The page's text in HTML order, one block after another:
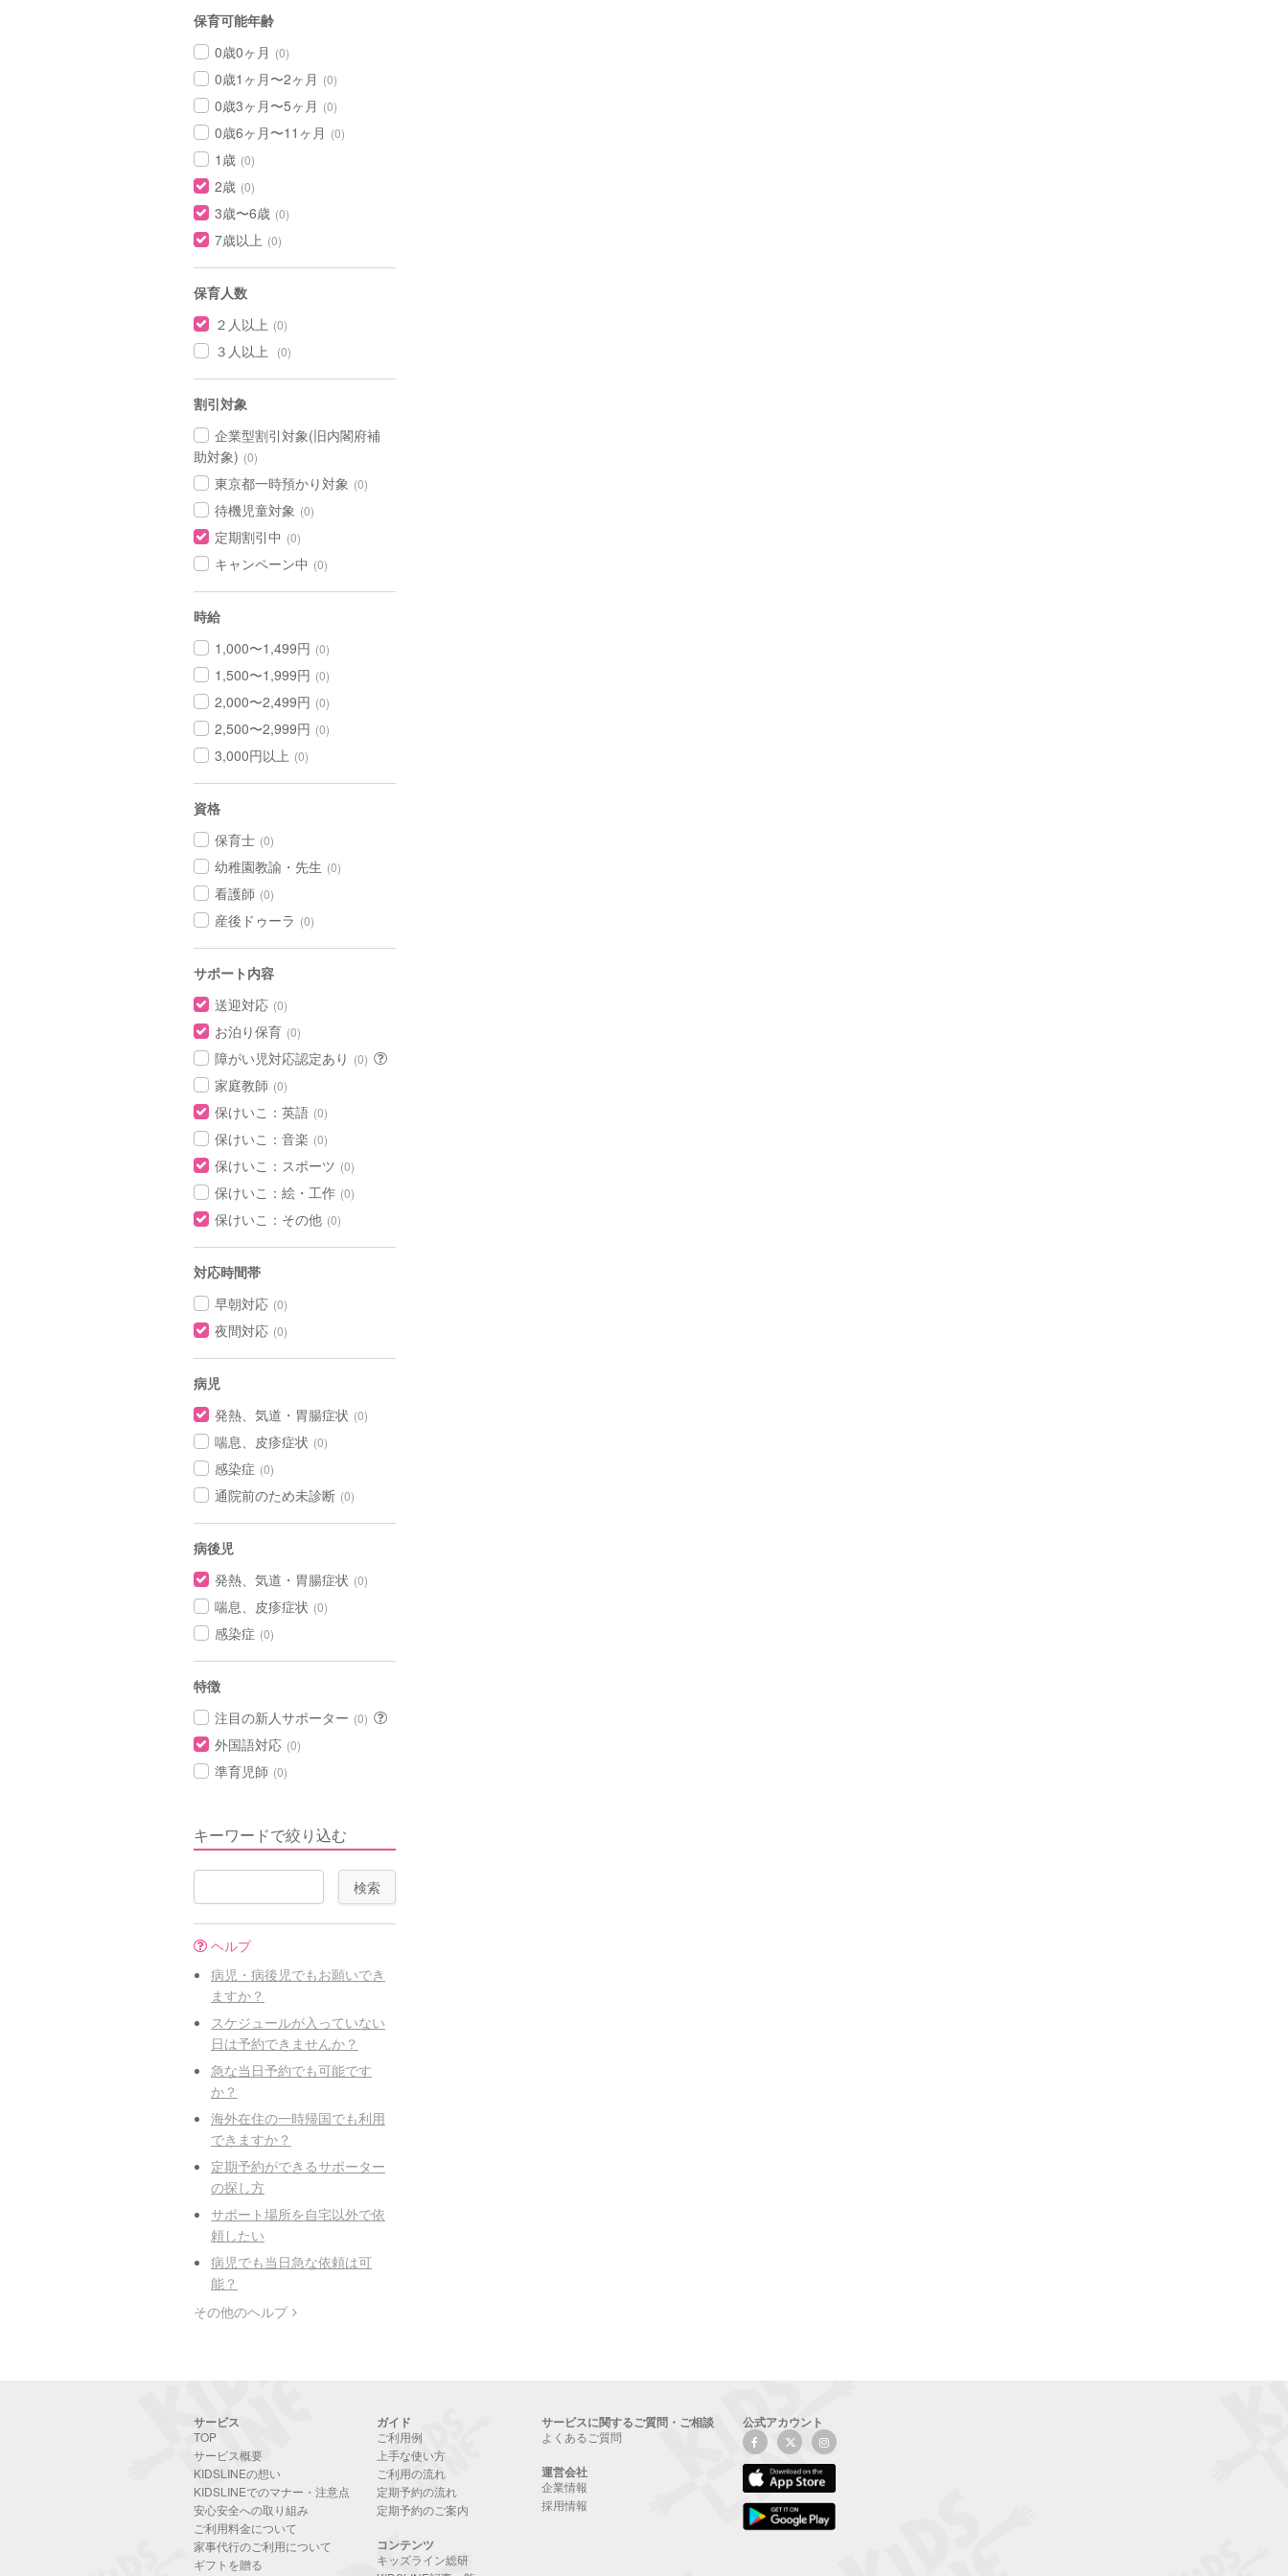
保育可能年齢
0歳0ヶ月 (0)
0歳1ヶ月〜2ヶ月 (0)
0歳3ヶ月〜5ヶ月 (0)
0歳6ヶ月〜11ヶ月 (0)
1歳 (0)
2歳 (0)
3歳〜6歳 (0)
7歳以上 (0)
保育人数
２人以上 (0)
３人以上 (0)
割引対象
企業型割引対象(旧内閣府補
助対象) (0)
東京都一時預かり対象 (0)
待機児童対象 (0)
定期割引中 (0)
キャンペーン中 (0)
時給
1,000〜1,499円 (0)
1,500〜1,999円 (0)
2,000〜2,499円 (0)
2,500〜2,999円 (0)
3,000円以上 (0)
資格
保育士 (0)
幼稚園教諭・先生 (0)
看護師 (0)
産後ドゥーラ (0)
サポート内容
送迎対応 (0)
お泊り保育 (0)
障がい児対応認定あり (0)
家庭教師 (0)
保けいこ：英語 (0)
保けいこ：音楽 (0)
保けいこ：スポーツ (0)
保けいこ：絵・工作 (0)
保けいこ：その他 (0)
対応時間帯
早朝対応 (0)
夜間対応 (0)
病児
発熱、気道・胃腸症状 (0)
喘息、皮疹症状 (0)
感染症 (0)
通院前のため未診断 (0)
病後児
発熱、気道・胃腸症状 (0)
喘息、皮疹症状 (0)
感染症 (0)
特徴
注目の新人サポーター (0)
外国語対応 (0)
準育児師 (0)
キーワードで絞り込む
ヘルプ
病児・病後児でもお願いでき
ますか？
スケジュールが入っていない
日は予約できませんか？
急な当日予約でも可能です
か？
海外在住の一時帰国でも利用
できますか？
定期予約ができるサポーター
の探し方
サポート場所を自宅以外で依
頼したい
病児でも当日急な依頼は可
能？
その他のヘルプ
サービス
TOP
サービス概要
KIDSLINEの想い
KIDSLINEでのマナー・注意点
安心安全への取り組み
ご利用料金について
家事代行のご利用について
ギフトを贈る
ガイド
ご利用例
上手な使い方
ご利用の流れ
定期予約の流れ
定期予約のご案内
コンテンツ
キッズライン総研
サービスに関するご質問・ご相談
よくあるご質問
運営会社
企業情報
採用情報
公式アカウント